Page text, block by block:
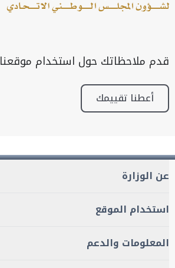
قدم ملاحظاتك حول استخدام موقعنا
أعطنا تقييمك
عن الوزارة
استخدام الموقع
المعلومات والدعم